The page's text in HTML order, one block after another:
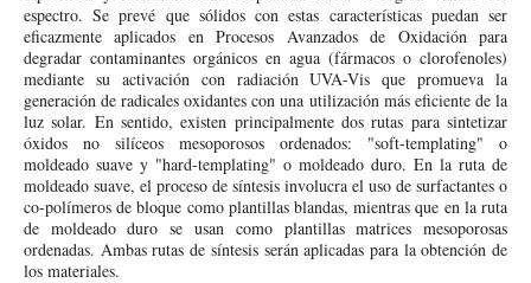
espectro. Se prevé que sólidos con estas características puedan ser
eficazmente aplicados en Procesos Avanzados de Oxidación para
degradar contaminantes orgánicos en agua (fármacos o clorofenoles)
mediante su activación con radiación UVA-Vis que promueva la
generación de radicales oxidantes con una utilización más eficiente de la
luz solar. En sentido, existen principalmente dos rutas para sintetizar
óxidos no silíceos mesoporosos ordenados: "soft-templating" o
moldeado suave y "hard-templating" o moldeado duro. En la ruta de
moldeado suave, el proceso de síntesis involucra el uso de surfactantes o
co-polímeros de bloque como plantillas blandas, mientras que en la ruta
de moldeado duro se usan como plantillas matrices mesoporosas
ordenadas. Ambas rutas de síntesis serán aplicadas para la obtención de
los materiales.